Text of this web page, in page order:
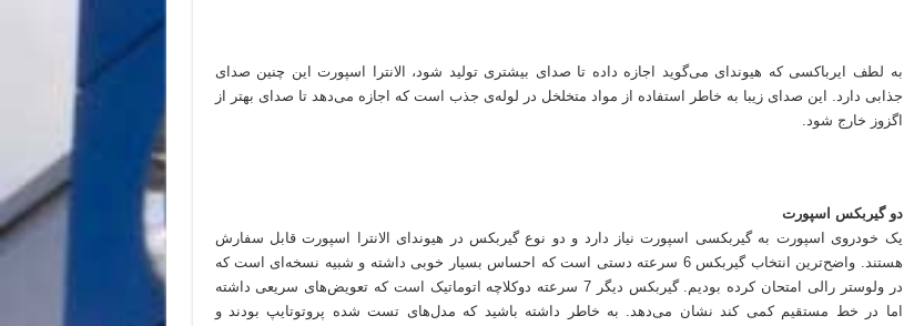
به لطف ایرباکسی که هیوندای می‌گوید اجازه داده تا صدای بیشتری تولید شود، الانترا اسپورت این چنین صدای
جذابی دارد. این صدای زیبا به خاطر استفاده از مواد متخلخل در لوله‌ی جذب است که اجازه می‌دهد تا صدای بهتر از
اگزوز خارج شود.
دو گیربکس اسپورت
یک خودروی اسپورت به گیربکسی اسپورت نیاز دارد و دو نوع گیربکس در هیوندای الانترا اسپورت قابل سفارش
هستند. واضح‌ترین انتخاب گیربکس 6 سرعته دستی است که احساس بسیار خوبی داشته و شبیه نسخه‌ای است که
در ولوستر رالی امتحان کرده بودیم. گیربکس دیگر 7 سرعته دوکلاچه اتوماتیک است که تعویض‌های سریعی داشته
اما در خط مستقیم کمی کند نشان می‌دهد. به خاطر داشته باشید که مدل‌های تست شده پروتوتایپ بودند و